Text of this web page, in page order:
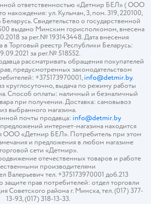
ответственностью «Детмир БЕЛ» ( ООО
нахождения: ул. Кульман, 3, пом. 319, 220100,
Свидетельство о государственной
выдано Минским горисполкомом, внесена
за рег.№ 193143448. Дата внесения
в Торговый реестр Республики Беларусь:
за рег.№ 518552.
рассматривать обращения покупателей
предусмотренных законодательством
+375173970001,info@detmir.by.
круглосуточно, выдача по режиму работы
Способ оплаты: наличный и безналичный
при получении. Доставка: самовывоз
из выбранного магазина.
почты продавца: info@detmir.by
интернет-магазина находится
ООО «Детмир БЕЛ». Потребитель при этом
и предложения в любом магазине
сети «Детмир».
отечественных товаров и работе
производителями
Валерьевич тел. +375173970001 доб.213
прав потребителей: отдел торговли
Советского района г. Минска, тел. (017) 377-
13-93, (017) 318-13-33.